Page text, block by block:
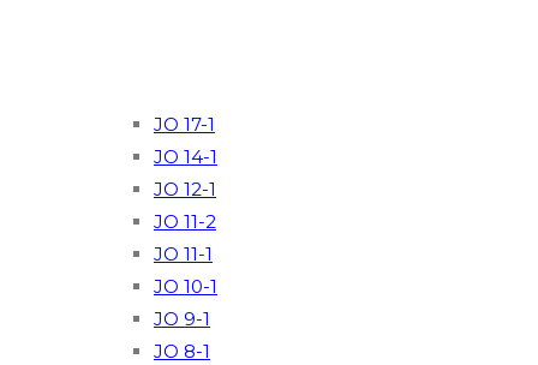
JO 17-1
JO 14-1
JO 12-1
JO 11-2
JO 11-1
JO 10-1
JO 9-1
JO 8-1